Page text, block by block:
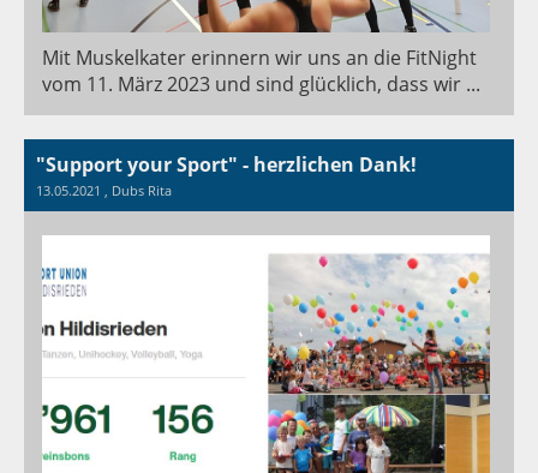
Mit Muskelkater erinnern wir uns an die FitNight
vom 11. März 2023 und sind glücklich, dass wir ...
"Support your Sport" - herzlichen Dank!
13.05.2021 , Dubs Rita